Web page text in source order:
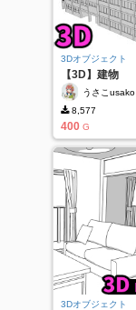
3Dオブジェクト
【3D】建物
うさこusako
8,577
400 G
3Dオブジェクト